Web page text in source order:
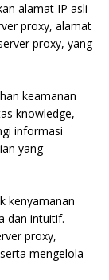
alamat IP asli
proxy, alamat
proxy, yang
keamanan
knowledge,
informasi
yang
kenyamanan
dan intuitif.
proxy,
mengelola